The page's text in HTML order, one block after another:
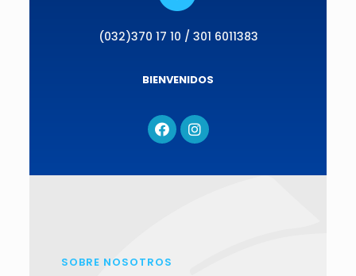
(032)370 17 10 / 301 6011383
BIENVENIDOS
SOBRE NOSOTROS